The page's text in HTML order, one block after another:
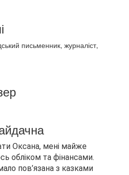
письменник, журналіст,
Оксана, мені майже
обліком та фінансами.
пов’язана з казками